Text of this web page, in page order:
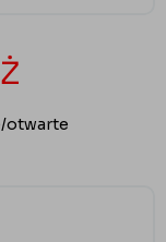
otwarte